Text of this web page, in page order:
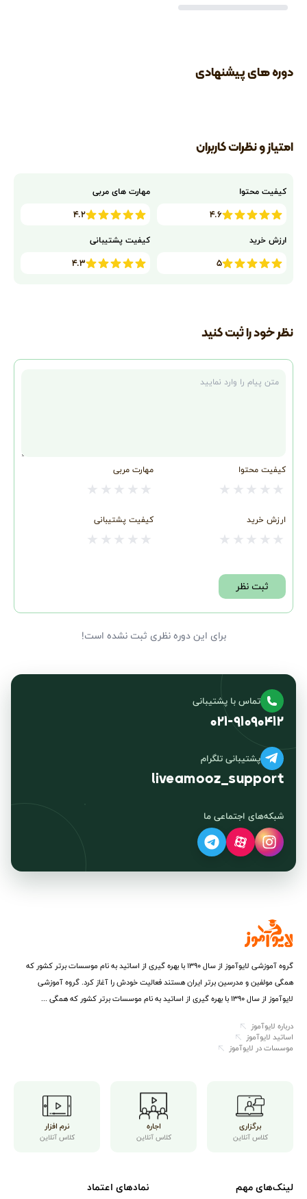
دوره های پیشنهادی
امتیاز و نظرات کاربران
کیفیت محتوا
۴.۶
مهارت های مربی
۴.۲
ارزش خرید
۵
کیفیت پشتیبانی
۴.۳
نظر خود را ثبت کنید
کیفیت محتوا
★ ★ ★ ★ ★
مهارت مربی
★ ★ ★ ★ ★
ارزش خرید
★ ★ ★ ★ ★
کیفیت پشتیبانی
★ ★ ★ ★ ★
ثبت نظر
برای این دوره نظری ثبت نشده است!
تماس با پشتیبانی
۰۲۱-۹۱۰۹۰۴۱۲
پشتیبانی تلگرام
liveamooz_support
شبکه‌های اجتماعی ما
گروه آموزشی لایوآموز از سال ۱۳۹۰ با بهره گیری از اساتید به نام موسسات برتر کشور که
همگی مولفین و مدرسین برتر ایران هستند فعالیت خودش را آغاز کرد. گروه آموزشی
لایوآموز از سال ۱۳۹۰ با بهره گیری از اساتید به نام موسسات برتر کشور که همگی ...
درباره لایوآموز
اساتید لایوآموز
موسسات در لایوآموز
برگزاری
کلاس آنلاین
اجاره
کلاس آنلاین
نرم افزار
کلاس آنلاین
لینک‌های مهم نمادهای اعتماد